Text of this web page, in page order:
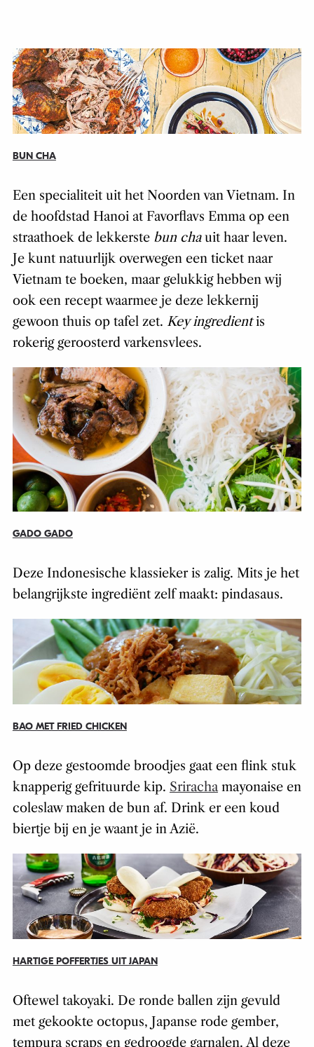
BUN CHA
Een specialiteit uit het Noorden van Vietnam. In
de hoofdstad Hanoi at Favorflavs Emma op een
straathoek de lekkerste bun chauit haar leven.
Je kunt natuurlijk overwegen een ticket naar
Vietnam te boeken, maar gelukkig hebben wij
ook een recept waarmee je deze lekkernij
gewoon thuis op tafel zet. Key ingredientis
rokerig geroosterd varkensvlees.
GADO GADO
Deze Indonesische klassieker is zalig. Mits je het
belangrijkste ingrediënt zelf maakt: pindasaus.
BAO MET FRIED CHICKEN
Op deze gestoomde broodjes gaat een flink stuk
knapperig gefrituurde kip. Srirachamayonaise en
coleslaw maken de bun af. Drink er een koud
biertje bij en je waant je in Azië.
HARTIGE POFFERTJES UIT JAPAN
Oftewel takoyaki. De ronde ballen zijn gevuld
met gekookte octopus, Japanse rode gember,
tempura scraps en gedroogde garnalen. Al deze